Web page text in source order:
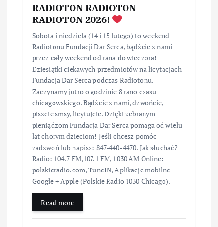
RADIOTON RADIOTON
RADIOTON 2026!
Sobota i niedziela (14 i 15 lutego) to weekend
Radiotonu Fundacji Dar Serca, bądźcie z nami
przez cały weekend od rana do wieczora!
Dziesiątki ciekawych przedmiotów na licytacjach
Fundacja Dar Serca podczas Radiotonu.
Zaczynamy jutro o godzinie 8 rano czasu
chicagowskiego. Bądźcie z nami, dzwońcie,
piszcie smsy, licytujcie. Dzięki zebranym
pieniądzom Fundacja Dar Serca pomaga od wielu
lat chorym dzieciom! Jeśli chcesz pomóc –
zadzwoń lub napisz: 847-440-4470. Jak słuchać?
Radio: 104.7 FM,107.1 FM, 1030 AM Online:
polskieradio.com, TuneIN, Aplikacje mobilne
Google + Apple (Polskie Radio 1030 Chicago).
Read more